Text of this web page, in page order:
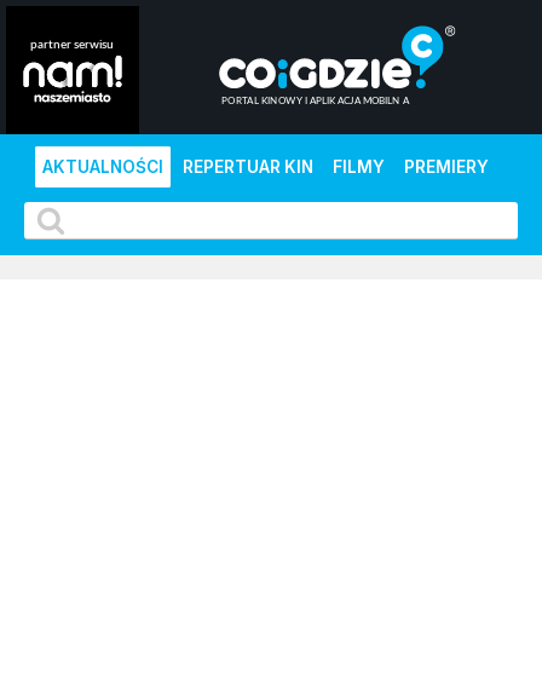
AKTUALNOŚCI REPERTUAR KIN FILMY PREMIERY